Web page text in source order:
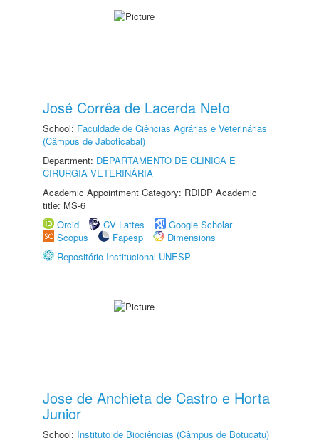
José Corrêa de Lacerda Neto
School: Faculdade de Ciências Agrárias e Veterinárias
(Câmpus de Jaboticabal)
Department: DEPARTAMENTO DE CLINICA E
CIRURGIA VETERINÁRIA
Academic Appointment Category: RDIDP Academic
title: MS-6
Orcid
CV Lattes
Google Scholar
Scopus
Fapesp
Dimensions
Repositório Institucional UNESP
Jose de Anchieta de Castro e Horta
Junior
School: Instituto de Biociências (Câmpus de Botucatu)